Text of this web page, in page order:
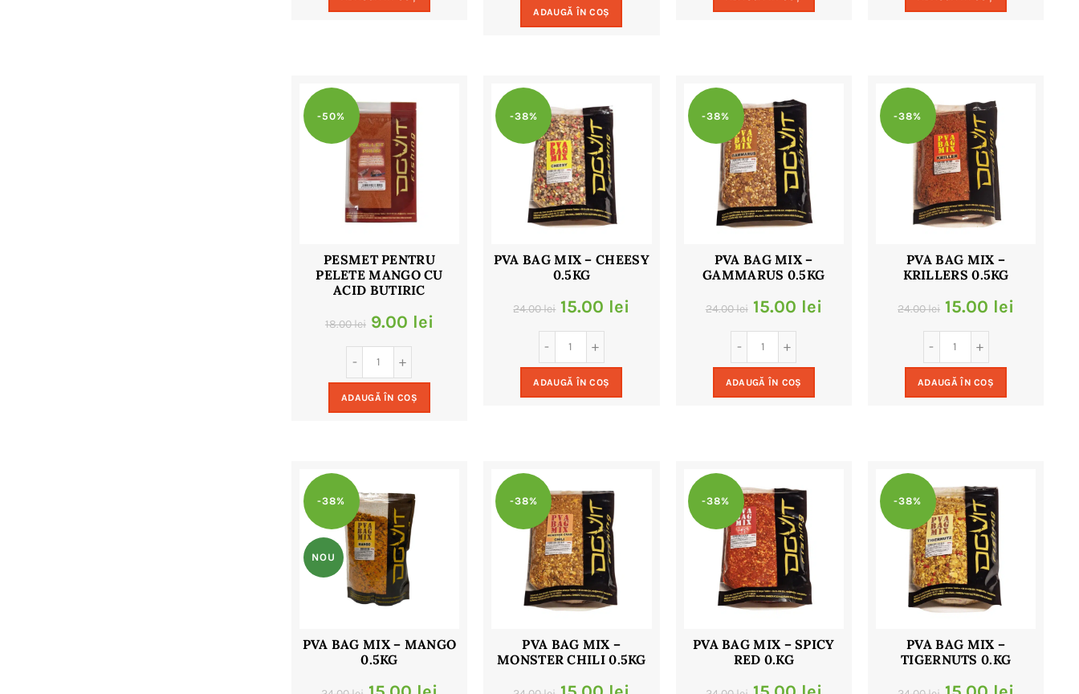
fost:
fost:
ADAUGĂ ÎN COȘ
fost:
fost:
-50%
PESMET PENTRU
PELETE MANGO CU
ACID BUTIRIC
18.00lei Prețul
inițial
a
fost:
9.00 lei
ADAUGĂ ÎN COȘ
-38%
PVA BAG MIX – CHEESY
0.5KG
24.00lei Prețul
inițial
a
fost:
15.00 lei
ADAUGĂ ÎN COȘ
-38%
PVA BAG MIX –
GAMMARUS 0.5KG
24.00lei Prețul
inițial
a
fost:
15.00 lei
ADAUGĂ ÎN COȘ
-38%
PVA BAG MIX –
KRILLERS 0.5KG
24.00lei Prețul
inițial
a
fost:
15.00 lei
ADAUGĂ ÎN COȘ
-38%
NOU
PVA BAG MIX – MANGO
0.5KG
-38%
PVA BAG MIX –
MONSTER CHILI 0.5KG
-38%
PVA BAG MIX – SPICY
RED 0.KG
-38%
PVA BAG MIX –
TIGERNUTS 0.KG